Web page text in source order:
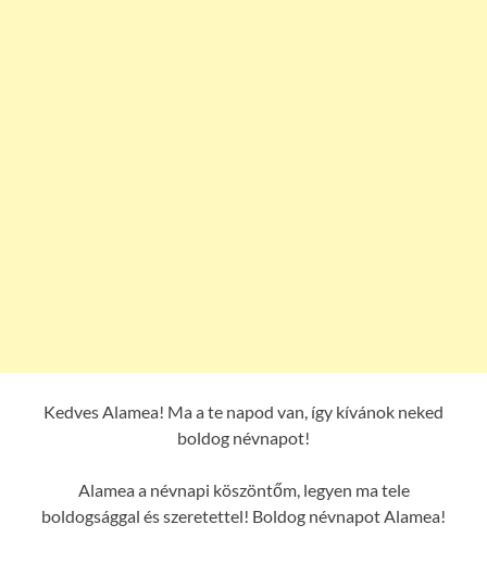
Kedves Alamea! Ma a te napod van, így kívánok neked
boldog névnapot!
Alamea a névnapi köszöntőm, legyen ma tele
boldogsággal és szeretettel! Boldog névnapot Alamea!